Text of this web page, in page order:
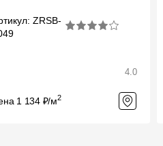
ZRSB-
4.0
1 134 ₽/м2